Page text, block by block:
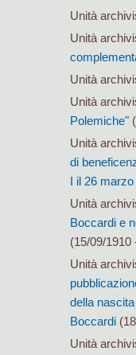
Unità
Unità
Unità
Unità
Polemiche"
Unità
di
I il 26 marzo
Unità
Boccardi e
(15/09/1910
Unità
della
Boccardi
Unità